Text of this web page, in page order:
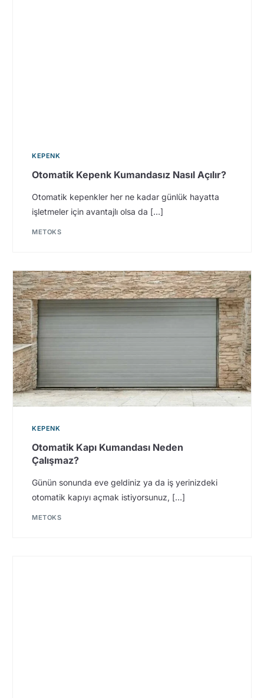
KEPENK
Otomatik Kepenk Kumandasız Nasıl Açılır?
Otomatik kepenkler her ne kadar günlük hayatta
işletmeler için avantajlı olsa da […]
METOKS
KEPENK
Otomatik Kapı Kumandası Neden
Çalışmaz?
Günün sonunda eve geldiniz ya da iş yerinizdeki
otomatik kapıyı açmak istiyorsunuz, […]
METOKS